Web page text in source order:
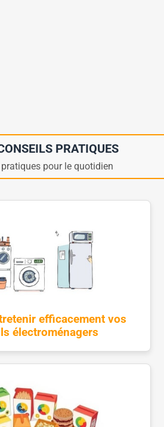
PRATIQUES
pour le quotidien
efficacement vos
électroménagers